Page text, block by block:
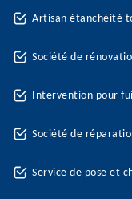
Artisan étanchéité
Société de
Intervention pour
Société de
Service de pose et